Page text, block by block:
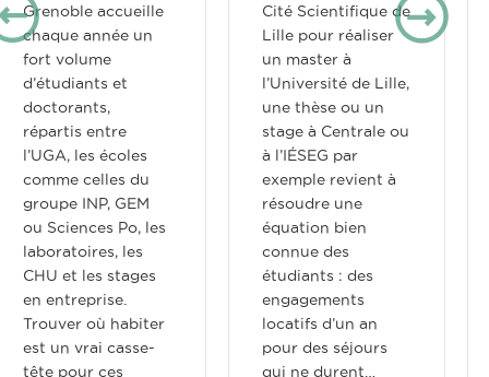
Grenoble accueille
chaque année un
fort volume
d’étudiants et
doctorants,
répartis entre
l’UGA, les écoles
comme celles du
groupe INP, GEM
ou Sciences Po, les
laboratoires, les
CHU et les stages
en entreprise.
Trouver où habiter
est un vrai casse-
tête pour ces
Cité Scientifique de
Lille pour réaliser
un master à
l’Université de Lille,
une thèse ou un
stage à Centrale ou
à l’IÉSEG par
exemple revient à
résoudre une
équation bien
connue des
étudiants : des
engagements
locatifs d’un an
pour des séjours
qui ne durent…